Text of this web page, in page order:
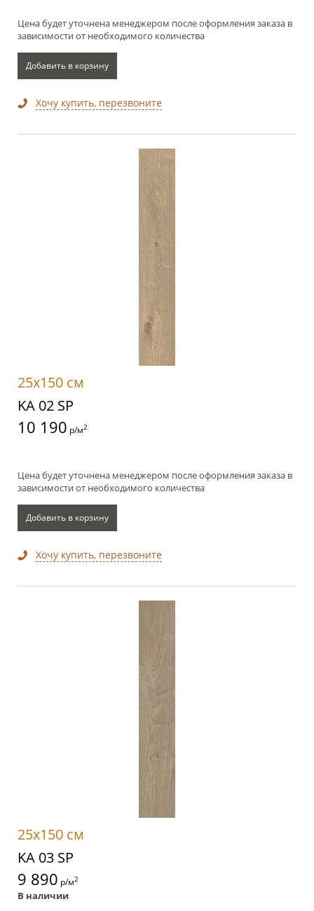
Цена будет уточнена менеджером после оформления заказа в
зависимости от необходимого количества
Добавить в корзину
Хочу купить, перезвоните
25x150 см
KA 02 SP
10 190 р/м2
Цена будет уточнена менеджером после оформления заказа в
зависимости от необходимого количества
Добавить в корзину
Хочу купить, перезвоните
25x150 см
KA 03 SP
9 890 р/м2
В наличии